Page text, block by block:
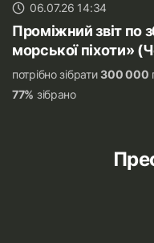
06.07.26 14:34
Проміжний звіт по
морської піхоти»
потрібно зібрати300 000
77% зібрано